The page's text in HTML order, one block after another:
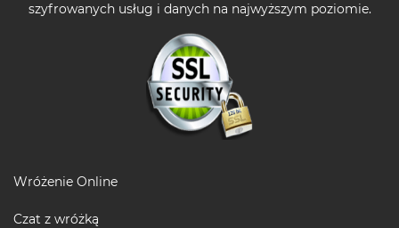
szyfrowanych usług i danych na najwyższym poziomie.
Wróżenie Online
Czat z wróżką